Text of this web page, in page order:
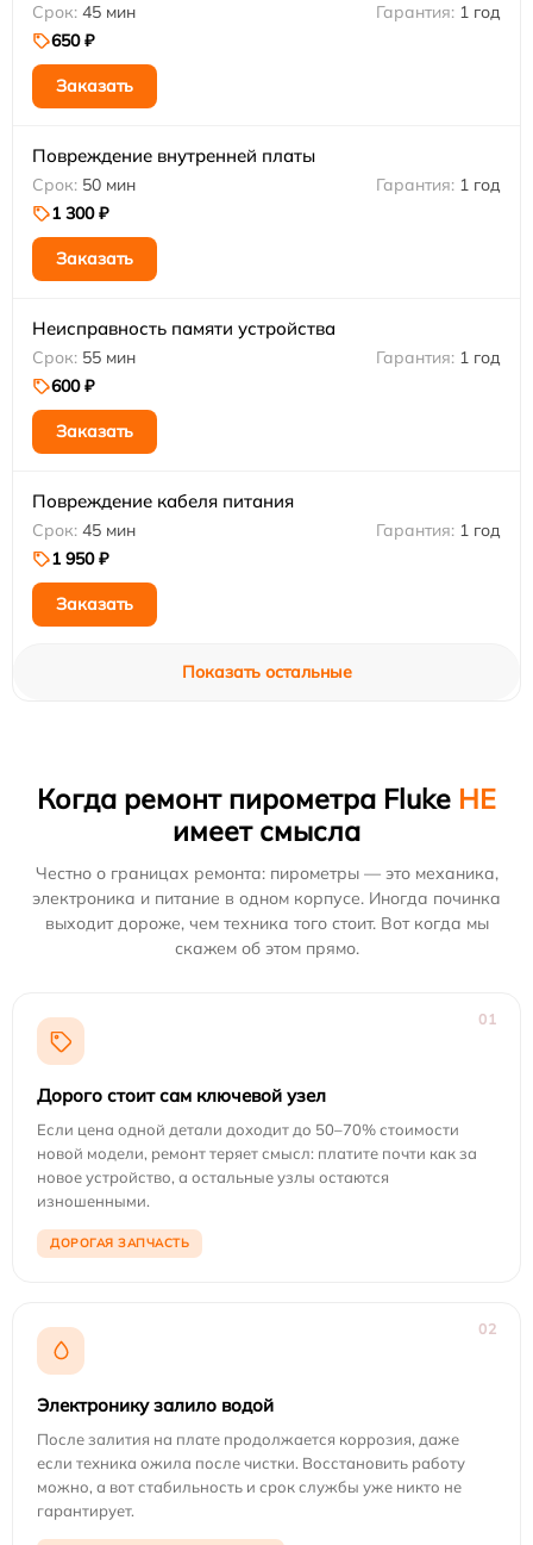
45 мин
1 год
650 ₽
Заказать
Повреждение внутренней платы
50 мин
1 год
1 300 ₽
Заказать
Неисправность памяти устройства
55 мин
1 год
600 ₽
Заказать
Повреждение кабеля питания
45 мин
1 год
1 950 ₽
Заказать
Показать остальные
Когда ремонт пирометра Fluke НЕ
имеет смысла
Честно о границах ремонта: пирометры — это механика,
электроника и питание в одном корпусе. Иногда починка
выходит дороже, чем техника того стоит. Вот когда мы
скажем об этом прямо.
01
Дорого стоит сам ключевой узел
Если цена одной детали доходит до 50–70% стоимости
новой модели, ремонт теряет смысл: платите почти как за
новое устройство, а остальные узлы остаются
изношенными.
ДОРОГАЯ ЗАПЧАСТЬ
02
Электронику залило водой
После залития на плате продолжается коррозия, даже
если техника ожила после чистки. Восстановить работу
можно, а вот стабильность и срок службы уже никто не
гарантирует.